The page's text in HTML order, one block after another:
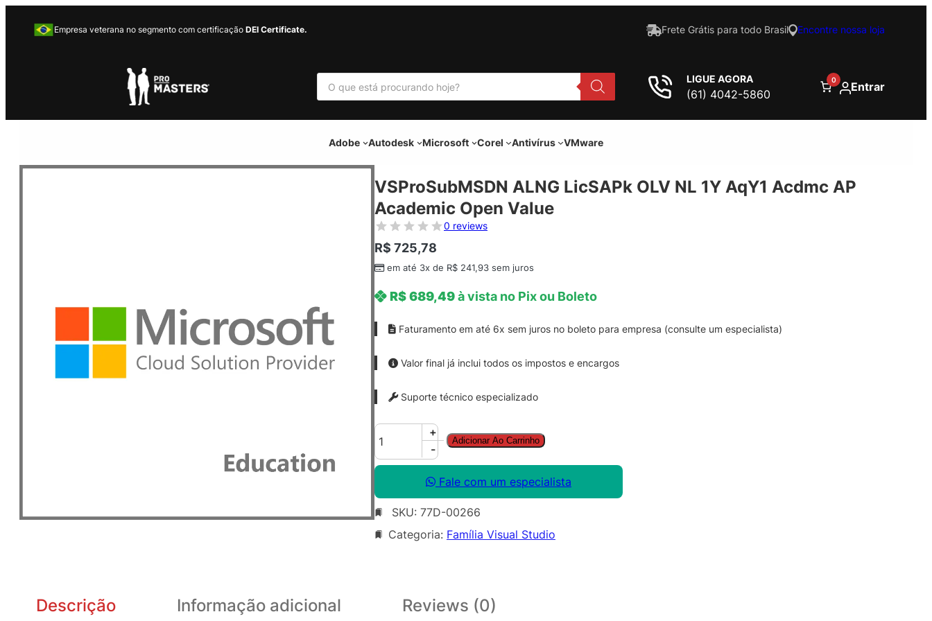
Empresa veterana no segmento com certificação DEI Certificate. Frete Grátis para todo Brasil Encontre nossa loja
P
s
u
r
LIGUE AGORA
(61) 4042-5860
0 Entrar
Adobe Autodesk Microsoft Corel Antivírus VMware
VSProSubMSDN ALNG LicSAPk OLV NL 1Y AqY1 Acdmc AP
Academic Open Value
0 reviews
R$ 725,78
em até 3x de R$ 241,93 sem juros
R$689,49à vista no Pix ou Boleto
Faturamento em até 6x sem juros no boleto para empresa (consulte um especialista)
Valor final já inclui todos os impostos e encargos
Suporte técnico especializado
V
P
o
S
u
+
-
Adicionar Ao Carrinho
Fale com um especialista
SKU: 77D-00266
Categoria: Família Visual Studio
Descrição Informação adicional Reviews (0)